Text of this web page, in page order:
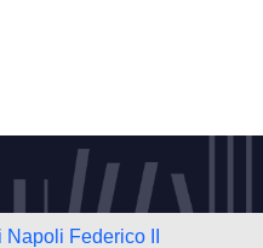
Federico II